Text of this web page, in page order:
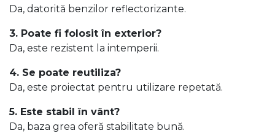
Da, datorită benzilor reflectorizante.
3. Poate fi folosit în exterior?
Da, este rezistent la intemperii.
4. Se poate reutiliza?
Da, este proiectat pentru utilizare repetată.
5. Este stabil în vânt?
Da, baza grea oferă stabilitate bună.